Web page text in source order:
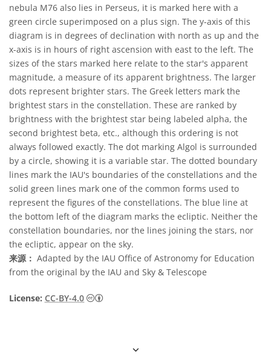
nebula M76 also lies in Perseus, it is marked here with a
green circle superimposed on a plus sign. The y-axis of this
diagram is in degrees of declination with north as up and the
x-axis is in hours of right ascension with east to the left. The
sizes of the stars marked here relate to the star's apparent
magnitude, a measure of its apparent brightness. The larger
dots represent brighter stars. The Greek letters mark the
brightest stars in the constellation. These are ranked by
brightness with the brightest star being labeled alpha, the
second brightest beta, etc., although this ordering is not
always followed exactly. The dot marking Algol is surrounded
by a circle, showing it is a variable star. The dotted boundary
lines mark the IAU's boundaries of the constellations and the
solid green lines mark one of the common forms used to
represent the figures of the constellations. The blue line at
the bottom left of the diagram marks the ecliptic. Neither the
constellation boundaries, nor the lines joining the stars, nor
the ecliptic, appear on the sky.
来源： Adapted by the IAU Office of Astronomy for Education
from the original by the IAU and Sky & Telescope
License: CC-BY-4.0 知识共享许可协议 署名 4.0 国际 (CC BY